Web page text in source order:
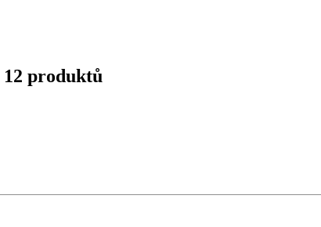
12 produktů